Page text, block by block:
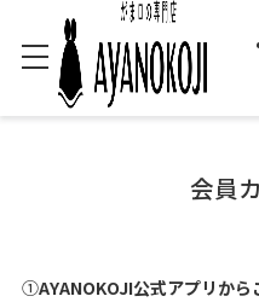
会員
①AYANOKOJI公式アプリから